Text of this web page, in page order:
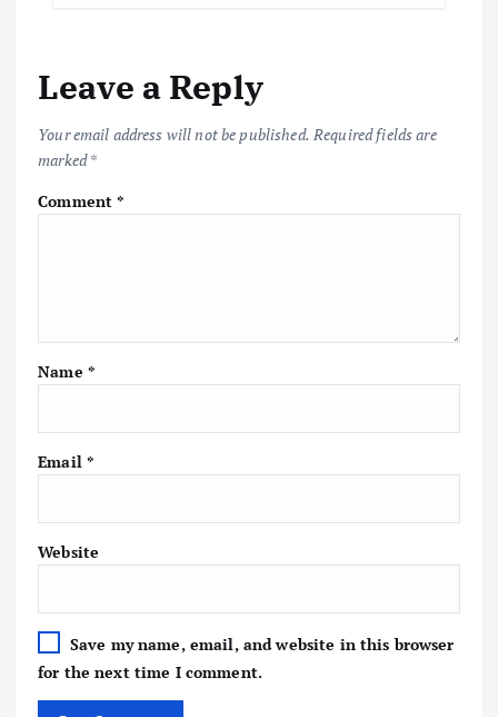
Leave a Reply
Your email address will not be published. Required fields are
marked*
Comment*
Name *
Email *
Website
Save my name, email, and website in this browser
for the next time I comment.